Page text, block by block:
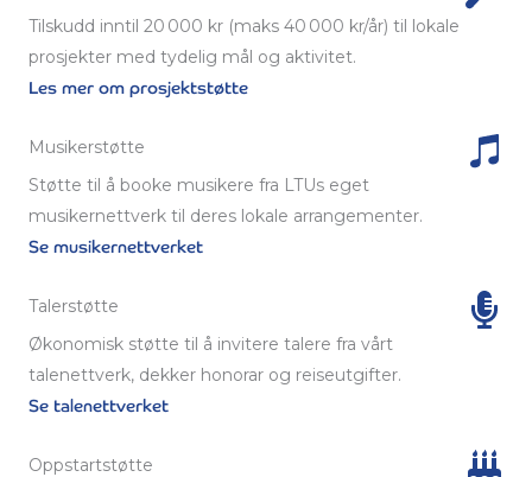
Tilskudd inntil 20 000 kr (maks 40 000 kr/år) til lokale
prosjekter med tydelig mål og aktivitet.
Les mer om prosjektstøtte
Musikerstøtte
Støtte til å booke musikere fra LTUs eget
musikernettverk til deres lokale arrangementer.
Se musikernettverket
Talerstøtte
Økonomisk støtte til å invitere talere fra vårt
talenettverk, dekker honorar og reiseutgifter.
Se talenettverket
Oppstartstøtte